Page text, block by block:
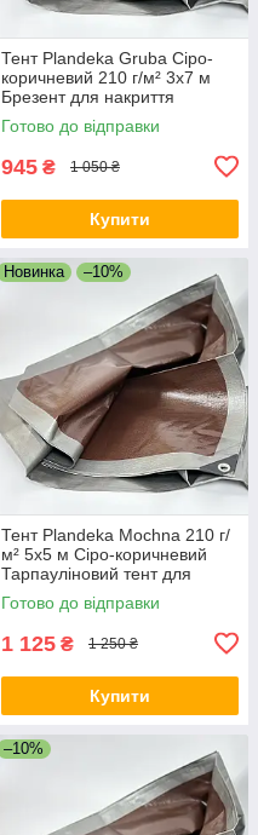
Тент Plandeka Gruba Сіро-
коричневий 210 г/м² 3х7 м
Брезент для накриття
Водонепроникний тент
Готово до відправки
945 ₴ 1 050 ₴
Купити
Новинка –10%
Тент Plandeka Mochna 210 г/
м² 5х5 м Сіро-коричневий
Тарпауліновий тент для
господарства Захисний тент
від дощу
Готово до відправки
1 125 ₴ 1 250 ₴
Купити
–10%